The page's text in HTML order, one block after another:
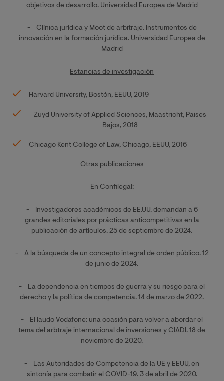
objetivos de desarrollo. Universidad Europea de Madrid
- Clínica jurídica y Moot de arbitraje. Instrumentos de
innovación en la formación jurídica. Universidad Europea de
Madrid
Estancias de investigación
Harvard University, Bostón, EEUU, 2019
Zuyd University of Applied Sciences, Maastricht, Paises
Bajos, 2018
Chicago Kent College of Law, Chicago, EEUU, 2016
Otras publicaciones
En Confilegal:
- Investigadores académicos de EE.UU. demandan a 6
grandes editoriales por prácticas anticompetitivas en la
publicación de artículos. 25 de septiembre de 2024.
- A la búsqueda de un concepto integral de orden público. 12
de junio de 2024.
- La dependencia en tiempos de guerra y su riesgo para el
derecho y la política de competencia. 14 de marzo de 2022.
- El laudo Vodafone: una ocasión para volver a abordar el
tema del arbtraje internacional de inversiones y CIADI. 18 de
noviembre de 2020.
- Las Autoridades de Competencia de la UE y EEUU, en
sintonía para combatir el COVID-19. 3 de abril de 2020.